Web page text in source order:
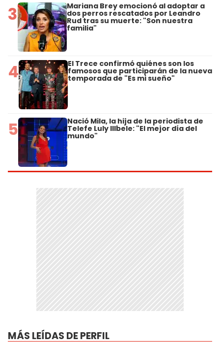
3 Mariana Brey emocionó al adoptar a
dos perros rescatados por Leandro
Rud tras su muerte: "Son nuestra
familia"
4 El Trece confirmó quiénes son los
famosos que participarán de la nueva
temporada de "Es mi sueño"
5 Nació Mila, la hija de la periodista de
Telefe Luly Illbele: "El mejor día del
mundo"
MÁS LEÍDAS DE PERFIL